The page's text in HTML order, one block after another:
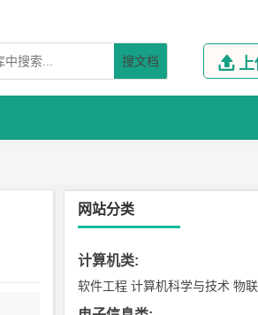
搜文档 
网站分类
计算机类:
软件工程 计算机科学与技术 物